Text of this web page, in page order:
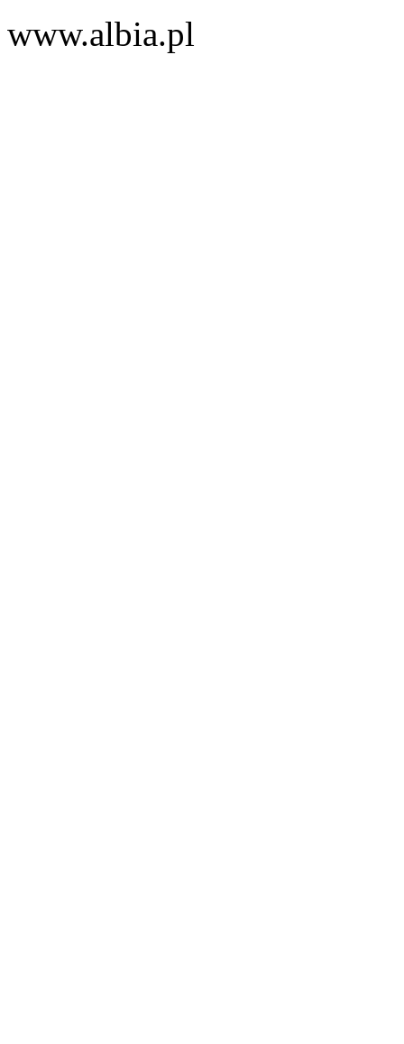
www.albia.pl